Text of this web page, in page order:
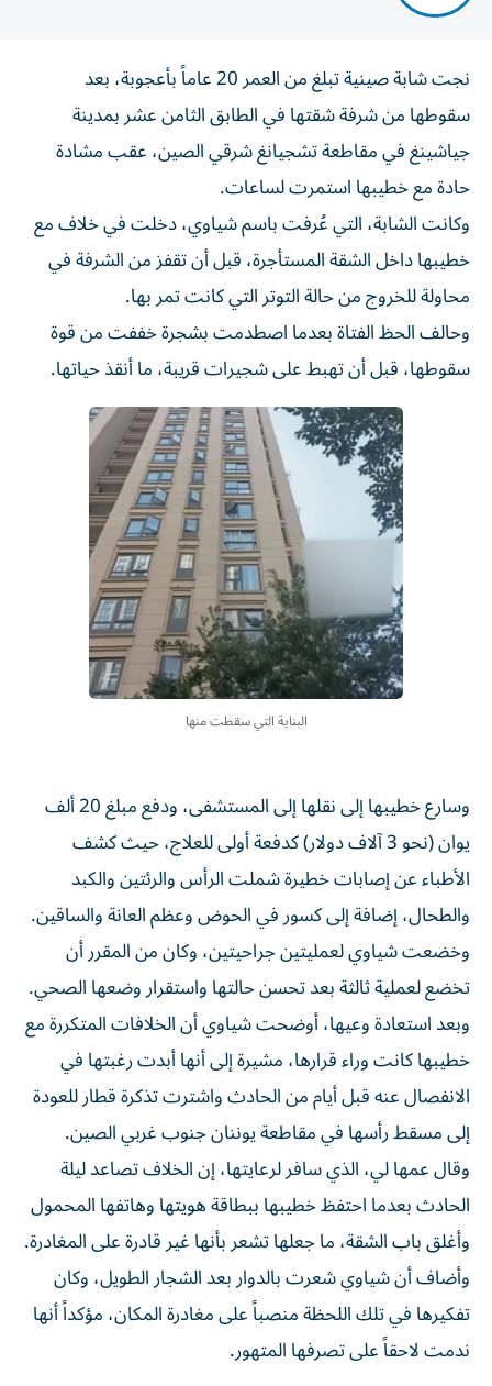
نجت شابة صينية تبلغ من العمر 20 عاماً بأعجوبة، بعد
سقوطها من شرفة شقتها في الطابق الثامن عشر بمدينة
جياشينغ في مقاطعة تشجيانغ شرقي الصين، عقب مشادة
حادة مع خطيبها استمرت لساعات.
وكانت الشابة، التي عُرفت باسم شياوي، دخلت في خلاف مع
خطيبها داخل الشقة المستأجرة، قبل أن تقفز من الشرفة في
محاولة للخروج من حالة التوتر التي كانت تمر بها.
وحالف الحظ الفتاة بعدما اصطدمت بشجرة خففت من قوة
سقوطها، قبل أن تهبط على شجيرات قريبة، ما أنقذ حياتها.
البناية التي سقطت منها
وسارع خطيبها إلى نقلها إلى المستشفى، ودفع مبلغ 20 ألف
يوان (نحو 3 آلاف دولار) كدفعة أولى للعلاج، حيث كشف
الأطباء عن إصابات خطيرة شملت الرأس والرئتين والكبد
والطحال، إضافة إلى كسور في الحوض وعظم العانة والساقين.
وخضعت شياوي لعمليتين جراحيتين، وكان من المقرر أن
تخضع لعملية ثالثة بعد تحسن حالتها واستقرار وضعها الصحي.
وبعد استعادة وعيها، أوضحت شياوي أن الخلافات المتكررة مع
خطيبها كانت وراء قرارها، مشيرة إلى أنها أبدت رغبتها في
الانفصال عنه قبل أيام من الحادث واشترت تذكرة قطار للعودة
إلى مسقط رأسها في مقاطعة يوننان جنوب غربي الصين.
وقال عمها لي، الذي سافر لرعايتها، إن الخلاف تصاعد ليلة
الحادث بعدما احتفظ خطيبها ببطاقة هويتها وهاتفها المحمول
وأغلق باب الشقة، ما جعلها تشعر بأنها غير قادرة على المغادرة.
وأضاف أن شياوي شعرت بالدوار بعد الشجار الطويل، وكان
تفكيرها في تلك اللحظة منصباً على مغادرة المكان، مؤكداً أنها
ندمت لاحقاً على تصرفها المتهور.